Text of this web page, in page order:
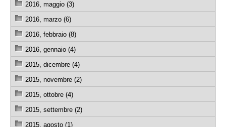
2016, maggio (3)
2016, marzo (6)
2016, febbraio (8)
2016, gennaio (4)
2015, dicembre (4)
2015, novembre (2)
2015, ottobre (4)
2015, settembre (2)
2015, agosto (1)